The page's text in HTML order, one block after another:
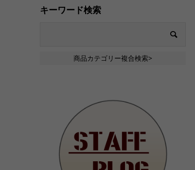
キーワード検索
商品カテゴリー複合検索>